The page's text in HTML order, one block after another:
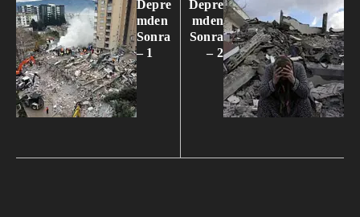
Depre
mden
Sonra
– 1
Depre
mden
Sonra
– 2